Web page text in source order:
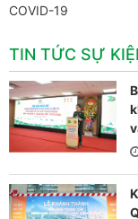
COVID-19
TIN TỨC SỰ